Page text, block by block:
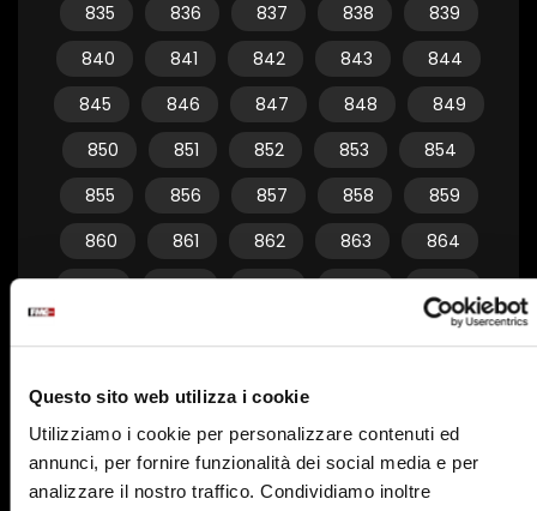
Questo sito web utilizza i cookie
Utilizziamo i cookie per personalizzare contenuti ed
annunci, per fornire funzionalità dei social media e per
analizzare il nostro traffico. Condividiamo inoltre
835
836 837 838
839
840
841 842 843
844
845
846 847 848
849
850
851 852 853
854
855
856 857 858
859
860
861 862 863
864
865
866 867 868
869
874
881
884
885
886 887 888
889